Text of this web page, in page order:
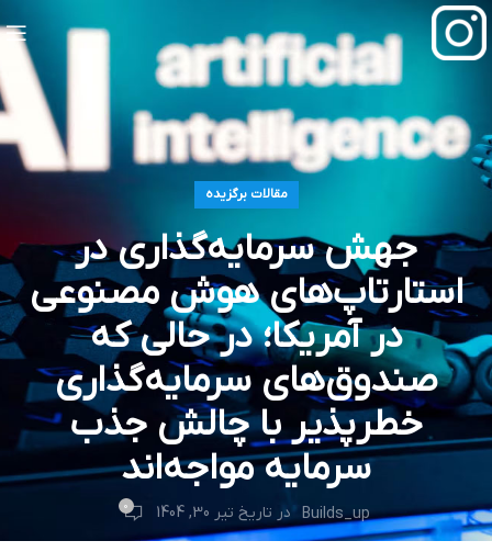
مقالات برگزیده
جهش سرمایه‌گذاری در
استارتاپ‌های هوش مصنوعی
در آمریکا؛ در حالی که
صندوق‌های سرمایه‌گذاری
خطرپذیر با چالش جذب
سرمایه مواجه‌اند
Builds_up در تاریخ تیر 30, 1404 0